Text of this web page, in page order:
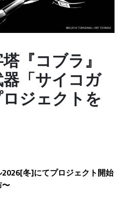
『コブラ』
「サイコガ
ジェクトを
冬]にてプロジェクト開始